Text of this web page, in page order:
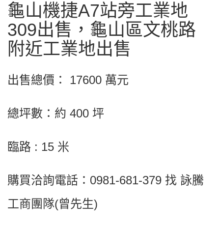
龜山機捷A7站旁工業地
309出售，龜山區文桃路
附近工業地出售
出售總價： 17600 萬元
總坪數：約 400 坪
臨路 : 15 米
購買洽詢電話：0981-681-379 找 詠騰
工商團隊(曾先生)